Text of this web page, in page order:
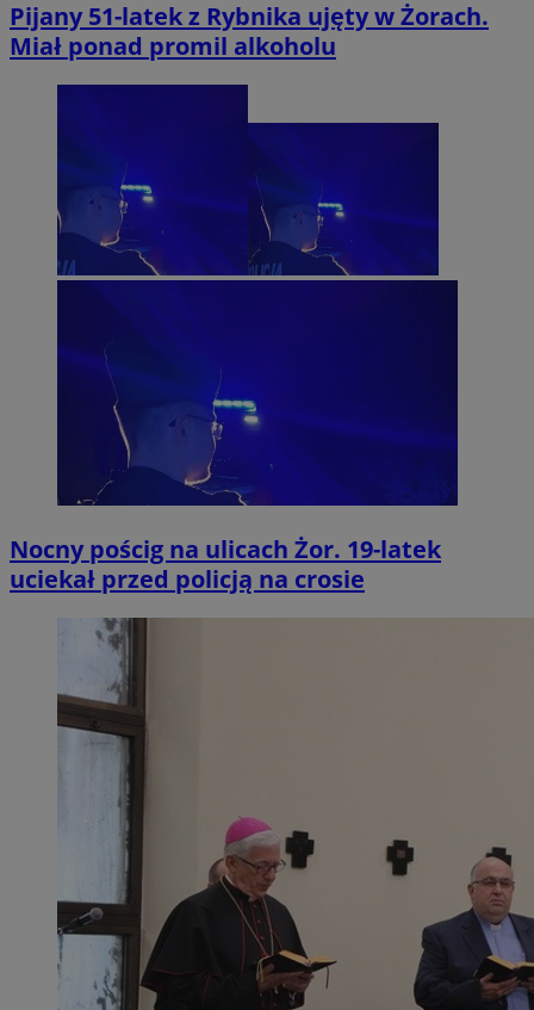
Pijany 51-latek z Rybnika ujęty w Żorach.
Miał ponad promil alkoholu
Nocny pościg na ulicach Żor. 19-latek
uciekał przed policją na crosie